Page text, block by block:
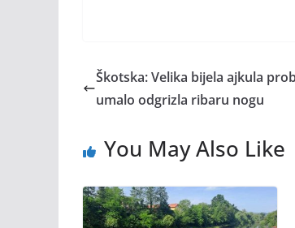
Škotska: Velika bijela ajkula
umalo odgrizla ribaru nogu
You May Also Like